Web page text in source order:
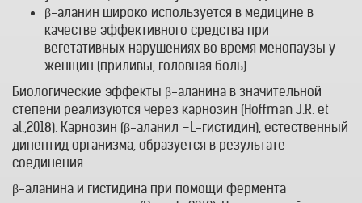
β-аланин широко используется в медицине в
качестве эффективного средства при
вегетативных нарушениях во время менопаузы у
женщин (приливы, головная боль)
Биологические эффекты β-аланина в значительной
степени реализуются через карнозин (Hoffman J.R. et
al.,2018). Карнозин (β-аланил –L-гистидин), естественный
дипептид организма, образуется в результате
соединения
β-аланина и гистидина при помощи фермента